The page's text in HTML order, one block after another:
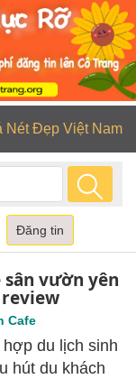
Nét Đẹp Việt Nam
Đăng tin
sân vườn yên
Cafe
du lịch sinh
hút du khách